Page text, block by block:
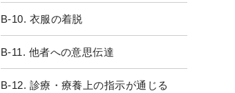
B-10. 衣服の着脱
B-11. 他者への意思伝達
B-12. 診療・療養上の指示が通じる